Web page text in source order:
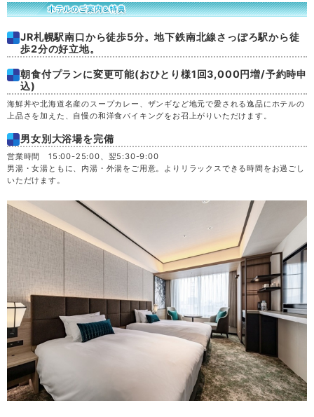
JR札幌駅南口から徒歩5分。地下鉄南北線さっぽろ駅から徒
歩2分の好立地。
朝食付プランに変更可能(おひとり様1回3,000円増/予約時申
込)
海鮮丼や北海道名産のスープカレー、ザンギなど地元で愛される逸品にホテルの
上品さを加えた、自慢の和洋食バイキングをお召上がりいただけます。
男女別大浴場を完備
営業時間 15:00-25:00、翌5:30-9:00
男湯・女湯ともに、内湯・外湯をご用意。よりリラックスできる時間をお過ごし
いただけます。